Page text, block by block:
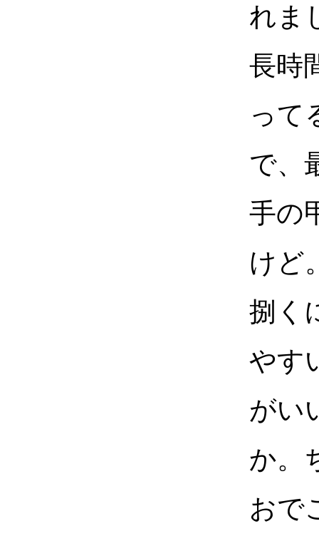
れま
長時
って
で、
手の
けど
捌く
やす
がい
か。
おで